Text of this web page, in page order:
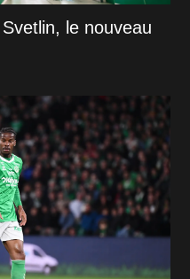
le nouveau